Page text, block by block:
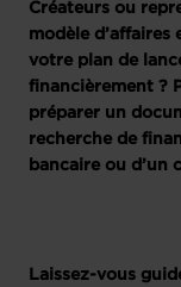
Créateurs ou
modèle
votre plan de
financièrement ?
préparer un
recherche de
bancaire ou d’un
Laissez-vous